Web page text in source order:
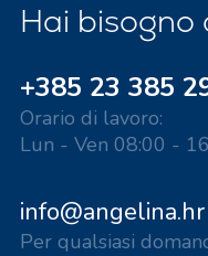
Hai bisogno
+385 23 385
Orario di lavoro:
Lun - Ven 08:00 -
info@angelina.hr
Per qualsiasi